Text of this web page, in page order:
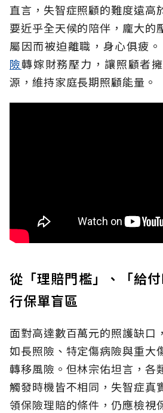
直言，失智症照顧的難度遠高
要近乎全天候的陪伴，龐大的
屬因而被迫離職，身心俱疲。
險轉嫁財務壓力，讓照顧者
源，維持家庭長期照顧能量。
從「理賠門檻」、「給
行保單盲區
面對高達數百萬元的照護缺口
如長照險、特定傷病險與重大
轉移風險。但林宗佑坦言，各
觸發時機皆不相同，失智症真
領保險理賠的條件，仍應檢視